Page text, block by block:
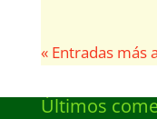
« Entradas más
Últimos